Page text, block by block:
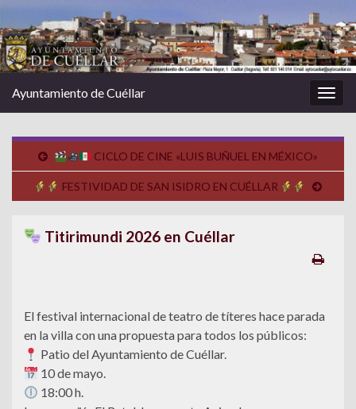
la
Ayuntamiento de Cuéllar
CICLO DE CINE «LUIS BUÑUEL EN MÉXICO»
FESTIVIDAD DE SAN ISIDRO EN CUÉLLAR
Titirimundi 2026 en Cuéllar
El festival internacional de teatro de títeres hace parada
en la villa con una propuesta para todos los públicos:
Patio del Ayuntamiento de Cuéllar.
10 de mayo.
18:00 h.